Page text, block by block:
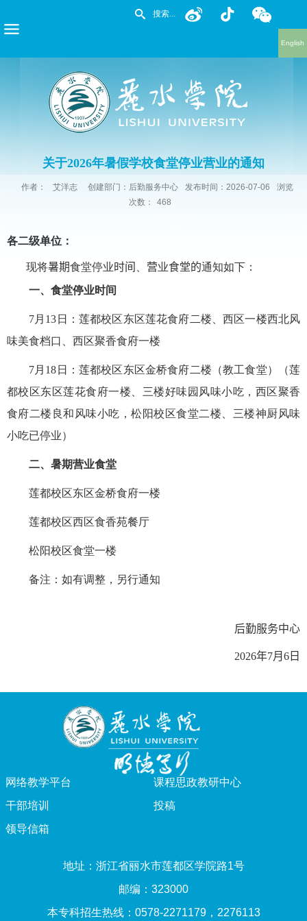
English
关于2026年暑假学校食堂停业营业的通知
作者： 艾洋志 创建部门：后勤服务中心 发布时间：2026-07-06
浏览
次数：
468
各二级单位：
现将暑期食堂停业时间 营业食堂的通知如下：
一、食堂停业时间
7月13日：莲都校区东区莲花食府二楼、西区一楼西北风
味美食档口、西区聚香食府一楼
7月18日：莲都校区东区金桥食府二楼（教工食堂）（莲
都校区东区莲花食府一楼、三楼好味园风味小吃，西区聚香
食府二楼良和风味小吃，松阳校区食堂二楼、三楼神厨风味
小吃已停业）
二、暑期营业食堂
莲都校区东区金桥食府一楼
莲都校区西区食香苑餐厅
松阳校区食堂一楼
备注：如有调整，另行通知
后勤服务中心
2026年7月 6 日
网络教学平台
课程思政教研中心
干部培训
投稿
领导信箱
地址：浙江省丽水市莲都区学院路1号
邮编：323000
本专科招生热线：0578-2271179，2276113